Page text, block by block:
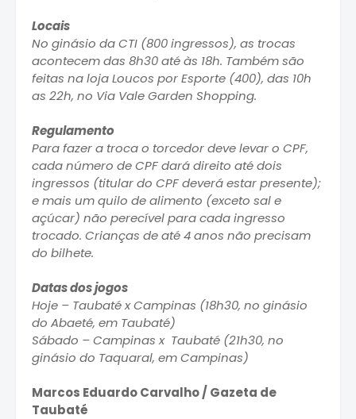
Locais
No ginásio da CTI (800 ingressos), as trocas
acontecem das 8h30 até às 18h. Também são
feitas na loja Loucos por Esporte (400), das 10h
as 22h, no Via Vale Garden Shopping.
Regulamento
Para fazer a troca o torcedor deve levar o CPF,
cada número de CPF dará direito até dois
ingressos (titular do CPF deverá estar presente);
e mais um quilo de alimento (exceto sal e
açúcar) não perecível para cada ingresso
trocado. Crianças de até 4 anos não precisam
do bilhete.
Datas dos jogos
Hoje – Taubaté x Campinas (18h30, no ginásio
do Abaeté, em Taubaté)
Sábado – Campinas x Taubaté (21h30, no
ginásio do Taquaral, em Campinas)
Marcos Eduardo Carvalho / Gazeta de
Taubaté